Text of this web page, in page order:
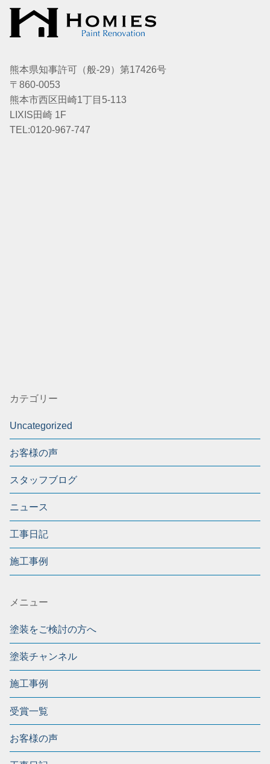
熊本県知事許可（般-29）第17426号
〒860-0053
熊本市西区田崎1丁目5-113
LIXIS田崎 1F
TEL:0120-967-747
カテゴリー
Uncategorized
お客様の声
スタッフブログ
ニュース
工事日記
施工事例
メニュー
塗装をご検討の方へ
塗装チャンネル
施工事例
受賞一覧
お客様の声